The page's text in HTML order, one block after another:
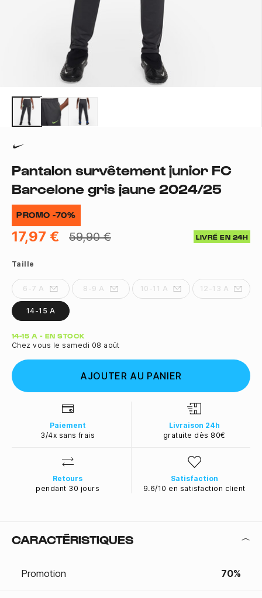
Pantalon survêtement junior FC
Barcelone gris jaune 2024/25
PROMO -70%
17,97 € 59,90 € LIVRÉ EN 24H
Taille
6-7 A 8-9 A 10-11 A 12-13 A
14-15 A
Quantité
14-15 A - EN STOCK
Chez vous le samedi 08 août
AJOUTER AU PANIER
Paiement
3/4x sans frais
Livraison 24h
gratuite dès 80€
Retours
pendant 30 jours
Satisfaction
9.6/10 en satisfaction client
CARACTÉRISTIQUES
Promotion 70%